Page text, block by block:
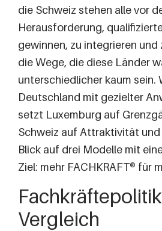
die Schweiz stehen alle vor
Herausforderung,
gewinnen, zu integrieren und
die Wege, die diese Länder
unterschiedlicher kaum sein.
Deutschland mit gezielter
setzt Luxemburg auf
Schweiz auf Attraktivität
Blick auf drei Modelle mit
Ziel: mehr FACHKRAFT® für
Vergleich